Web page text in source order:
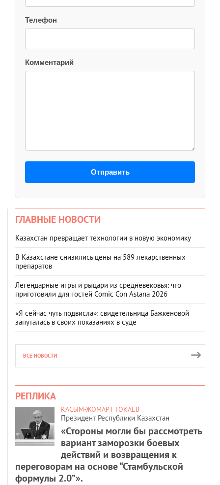
Телефон
Комментарий
Отправить
ГЛАВНЫЕ НОВОСТИ
Казахстан превращает технологии в новую экономику
В Казахстане снизились цены на 589 лекарственных
препаратов
Легендарные игры и рыцари из средневековья: что
приготовили для гостей Comic Con Astana 2026
«Я сейчас чуть подвисла»: свидетельница Бажкеновой
запуталась в своих показаниях в суде
ВСЕ НОВОСТИ
РЕПЛИКА
КАСЫМ-ЖОМАРТ ТОКАЕВ
Президент Республики Казахстан
«Стороны могли бы рассмотреть
вариант заморозки боевых
действий и возвращения к
переговорам на основе “Стамбульской
формулы 2.0”».